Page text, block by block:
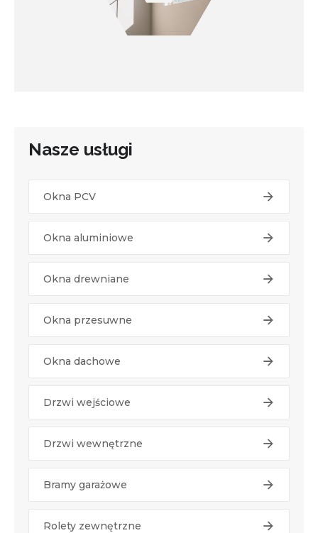
Nasze usługi
Okna PCV
Okna aluminiowe
Okna drewniane
Okna przesuwne
Okna dachowe
Drzwi wejściowe
Drzwi wewnętrzne
Bramy garażowe
Rolety zewnętrzne